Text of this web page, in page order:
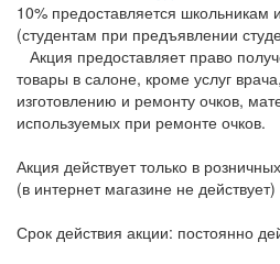
10% предоставляется школьникам
(студентам при предъявлении
Акция предоставляет право
товары в салоне, кроме услуг
изготовлению и ремонту очков,
используемых при ремонте очков.
Акция действует только в
(в интернет магазине не действует)
Срок действия акции: постоянно